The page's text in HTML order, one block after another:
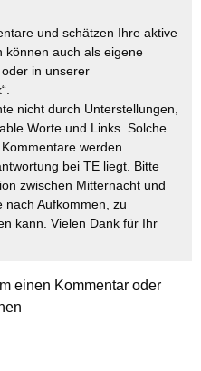
und schätzen Ihre aktive
können auch als eigene
in unserer
nicht durch Unterstellungen,
Worte und Links. Solche
werden
bei TE liegt. Bitte
zwischen Mitternacht und
nach Aufkommen, zu
kann. Vielen Dank für Ihr
einen Kommentar oder